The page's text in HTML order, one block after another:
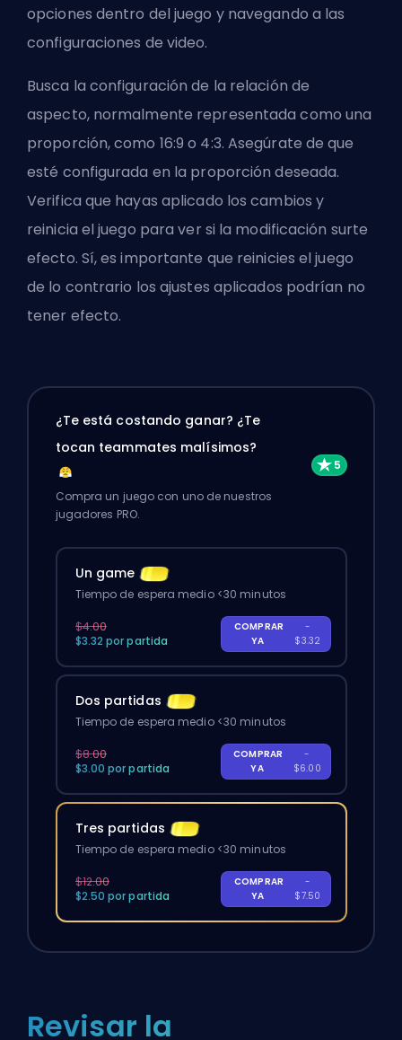
opciones dentro del juego y navegando a las
configuraciones de video.
Busca la configuración de la relación de
aspecto, normalmente representada como una
proporción, como 16:9 o 4:3. Asegúrate de que
esté configurada en la proporción deseada.
Verifica que hayas aplicado los cambios y
reinicia el juego para ver si la modificación surte
efecto. Sí, es importante que reinicies el juego
de lo contrario los ajustes aplicados podrían no
tener efecto.
¿Te está costando ganar? ¿Te
tocan teammates malísimos?
Compra un juego con uno de nuestros
jugadores PRO.
Un game
Tiempo de espera medio <30 minutos
$4.00
$3.32 por partida
COMPRAR
YA
-
$3.32
Dos partidas
Tiempo de espera medio <30 minutos
$8.00
$3.00 por partida
COMPRAR
YA
-
$6.00
Tres partidas
Tiempo de espera medio <30 minutos
$12.00
$2.50 por partida
COMPRAR
YA
-
$7.50
Revisar la